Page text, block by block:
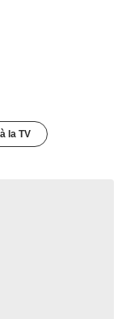
la TV